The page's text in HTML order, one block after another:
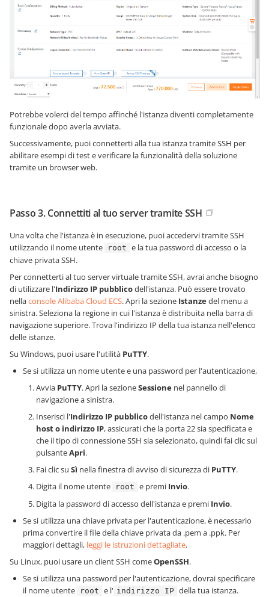
Potrebbe volerci del tempo affinché l'istanza diventi completamente
funzionale dopo averla avviata.
Successivamente, puoi connetterti alla tua istanza tramite SSH per
abilitare esempi di test e verificare la funzionalità della soluzione
tramite un browser web.
Passo 3. Connettiti al tuo server tramite SSH
Una volta che l'istanza è in esecuzione, puoi accedervi tramite SSH
utilizzando il nome utente
root e la tua password di accesso o la
chiave privata SSH.
Per connetterti al tuo server virtuale tramite SSH, avrai anche bisogno
di utilizzare l'Indirizzo IP pubblicodell'istanza. Può essere trovato
nellaconsole Alibaba Cloud ECS. Apri la sezione Istanzedel menu a
sinistra. Seleziona la regione in cui l'istanza è distribuita nella barra di
navigazione superiore. Trova l'indirizzo IP della tua istanza nell'elenco
delle istanze.
Su Windows, puoi usare l'utilità PuTTY.
Se si utilizza un nome utente e una password per l'autenticazione,
Avvia PuTTY. Apri la sezioneSessione nel pannello di
navigazione a sinistra.
Inserisci l'Indirizzo IP pubblicodell'istanza nel campo Nome
host o indirizzo IP, assicurati che la porta 22 sia specificata e
che il tipo di connessione SSH sia selezionato, quindi fai clic sul
pulsanteApri.
Fai clic su Sì nella finestra di avviso di sicurezza di PuTTY.
Digita il nome utente
root e premi Invio.
Digita la password di accesso dell'istanza e premi Invio.
Se si utilizza una chiave privata per l'autenticazione, è necessario
prima convertire il file della chiave privata da .pem a .ppk. Per
maggiori dettagli, leggi le istruzioni dettagliate.
Su Linux, puoi usare un client SSH comeOpenSSH.
Se si utilizza una password per l'autenticazione, dovrai specificare
il nome utente
root e l' indirizzo IP della tua istanza.